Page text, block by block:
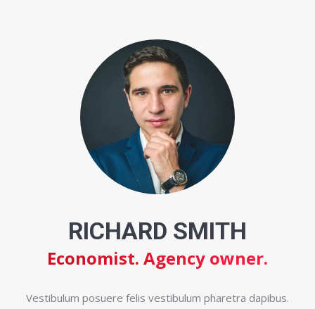
RICHARD SMITH
Economist. Agency owner.
Vestibulum posuere felis vestibulum pharetra dapibus.